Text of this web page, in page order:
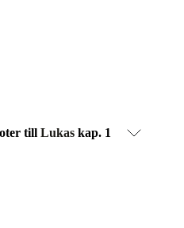
till Lukaskap. 1